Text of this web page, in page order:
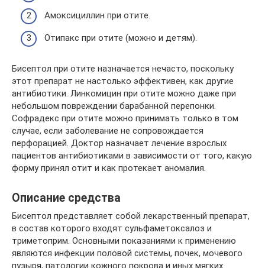
Амоксициллин при отите.
Отипакс при отите (можно и детям).
Бисептол при отите назначается нечасто, поскольку
этот препарат не настолько эффективен, как другие
антибиотики. Линкомицин при отите можно даже при
небольшом повреждении барабанной перепонки.
Софрадекс при отите можно принимать только в том
случае, если заболевание не сопровождается
перфорацией. Доктор назначает лечение взрослых
пациентов антибиотиками в зависимости от того, какую
форму принял отит и как протекает аномалия.
Описание средства
Бисептол представляет собой лекарственный препарат,
в состав которого входят сульфаметоксалоз и
триметоприм. Основными показаниями к применению
являются инфекции половой системы, почек, мочевого
пузыря, патологии кожного покрова и иных мягких